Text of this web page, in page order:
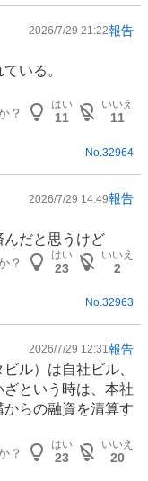
2026/7/29 21:22報告
いる。
？
はい
11
いいえ
11
No. 32964
2026/7/29 14:49報告
だと思うけど
？
はい
23
いいえ
2
No.32963
2026/7/29 12:31報告
ル）は自社ビル、
という時は、本社
らの融資を清算す
？
はい
23
いいえ
20